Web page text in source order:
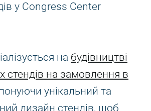
у Congress Center
на будівництві
стендів на замовлення в
унікальний та
дизайн стендів, щоб